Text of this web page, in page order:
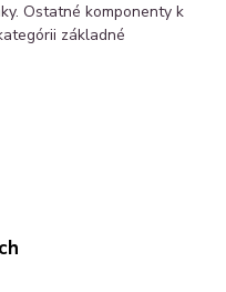
Ostatné komponenty k
základné